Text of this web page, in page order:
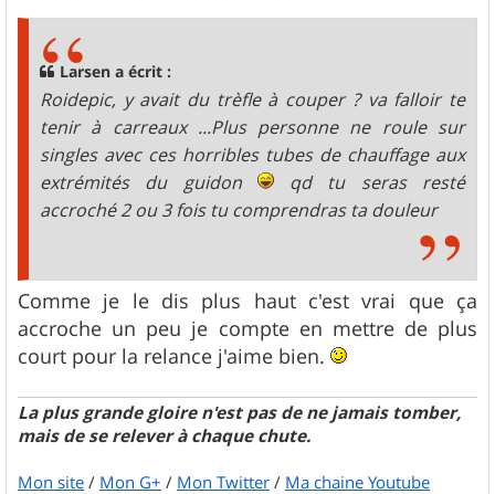
Larsen a écrit :
Roidepic, y avait du trèfle à couper ? va falloir te
tenir à carreaux ...Plus personne ne roule sur
singles avec ces horribles tubes de chauffage aux
extrémités du guidon
qd tu seras resté
accroché 2 ou 3 fois tu comprendras ta douleur
Comme je le dis plus haut c'est vrai que ça
accroche un peu je compte en mettre de plus
court pour la relance j'aime bien.
La plus grande gloire n'est pas de ne jamais tomber,
mais de se relever à chaque chute.
Mon site / Mon G+ / Mon Twitter / Ma chaine Youtube